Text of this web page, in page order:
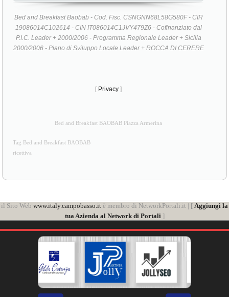
Bed and Breakfast Baobab - Cod. Fisc. CSNGNN68L58G580F - CIR
19086014C102614 - CIN IT086014C1JVY479Z6 - Cofinanziato dal
P.I.C. Leader + 2000/2006 - Programma Regionale Leader + Sicilia
2000/2006 - Piano di Sviluppo Locale Leader + ROCCA DI CERERE
[ Privacy ]
Bed and Breakfast BAOBAB Piazza Armerina
Tag Bed and Breakfast BAOBAB
ricettiva
il Sito Web www.italy.campobasso.it è membro di NetworkPortali.it | [ Aggiungi la
tua Azienda al Network di Portali]